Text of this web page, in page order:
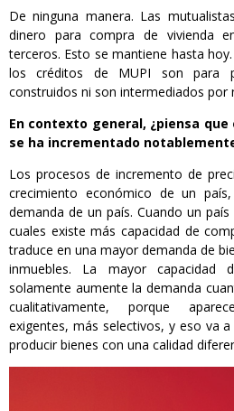
De ninguna manera. Las
dinero para compra de vivienda
terceros. Esto se mantiene hasta
los créditos de MUPI son para
construidos ni son intermediados por
En contexto general, ¿piensa
se ha incrementado
Los procesos de incremento de
crecimiento económico de un
demanda de un país. Cuando un
cuales existe más capacidad de
traduce en una mayor demanda de
inmuebles. La mayor
solamente aumente la demanda
cualitativamente, porque
exigentes, más selectivos, y eso va
producir bienes con una calidad